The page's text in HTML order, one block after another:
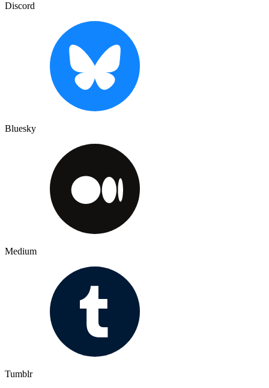
Discord
Bluesky
Medium
Tumblr